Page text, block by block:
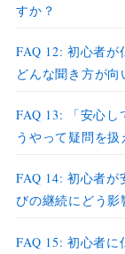
すか？
FAQ 12: 初心者が
どんな聞き方が向
FAQ 13: 「安心
うやって疑問を扱
FAQ 14: 初心者
びの継続にどう影
FAQ 15: 初心者